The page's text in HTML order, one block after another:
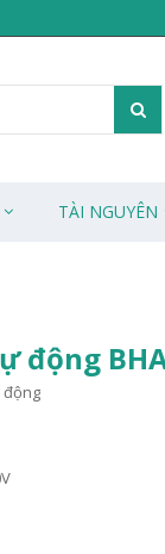
TÀI NGUYÊN
động
động